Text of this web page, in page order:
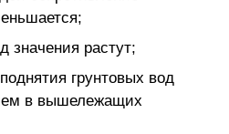
значения растут;
грунтовых вод
в вышележащих